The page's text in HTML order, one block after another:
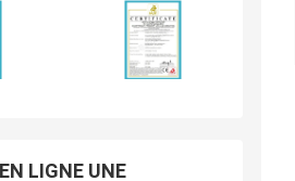
LIGNE UNE